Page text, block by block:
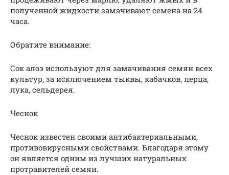
полученной жидкости замачивают семена на 24
часа.
Обратите внимание:
Сок алоэ используют для замачивания семян всех
культур, за исключением тыквы, кабачков, перца,
лука, сельдерея.
Чеснок
Чеснок известен своими антибактериальными,
противовирусными свойствами. Благодаря этому
он является одним из лучших натуральных
протравителей семян.